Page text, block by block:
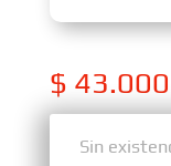
$ 43.000
Sin existencias
Sin